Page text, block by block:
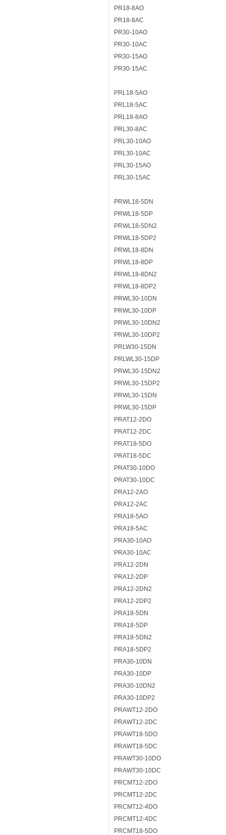
PR18-8AO
PR18-8AC
PR30-10AO
PR30-10AC
PR30-15AO
PR30-15AC
PRL18-5AO
PRL18-5AC
PRL18-8AO
PRL30-8AC
PRL30-10AO
PRL30-10AC
PRL30-15AO
PRL30-15AC
PRWL18-5DN
PRWL18-5DP
PRWL18-5DN2
PRWL18-5DP2
PRWL18-8DN
PRWL18-8DP
PRWL18-8DN2
PRWL18-8DP2
PRWL30-10DN
PRWL30-10DP
PRWL30-10DN2
PRWL30-10DP2
PRLW30-15DN
PRLWL30-15DP
PRWL30-15DN2
PRWL30-15DP2
PRWL30-15DN
PRWL30-15DP
PRAT12-2DO
PRAT12-2DC
PRAT18-5DO
PRAT18-5DC
PRAT30-10DO
PRAT30-10DC
PRA12-2AO
PRA12-2AC
PRA18-5AO
PRA18-5AC
PRA30-10AO
PRA30-10AC
PRA12-2DN
PRA12-2DP
PRA12-2DN2
PRA12-2DP2
PRA18-5DN
PRA18-5DP
PRA18-5DN2
PRA18-5DP2
PRA30-10DN
PRA30-10DP
PRA30-10DN2
PRA30-10DP2
PRAWT12-2DO
PRAWT12-2DC
PRAWT18-5DO
PRAWT18-5DC
PRAWT30-10DO
PRAWT30-10DC
PRCMT12-2DO
PRCMT12-2DC
PRCMT12-4DO
PRCMT12-4DC
PRCMT18-5DO